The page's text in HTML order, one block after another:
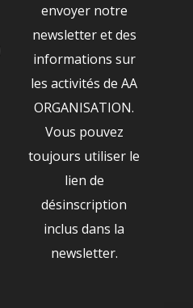
envoyer notre
newsletter et des
informations sur
les activités de AA
ORGANISATION.
Vous pouvez
toujours utiliser le
lien de
désinscription
inclus dans la
newsletter.